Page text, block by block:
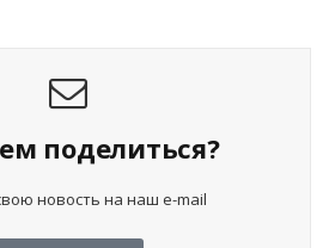
поделиться?
новость на наш e-mail